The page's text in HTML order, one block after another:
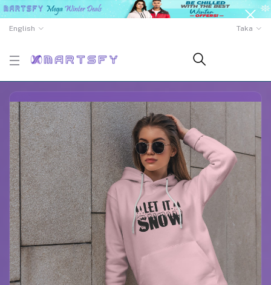
English Taka